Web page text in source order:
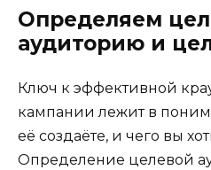
Определяем
аудиторию и
Ключ к эффективной
кампании лежит в
её создаёте, и чего вы
Определение целевой